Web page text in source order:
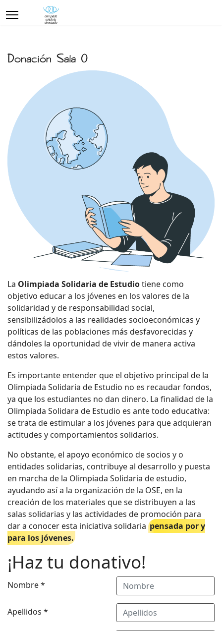
Donación Sala 0
La Olimpiada Solidaria de Estudiotiene como
objetivo educar a los jóvenes en los valores de la
solidaridad y de responsabilidad social,
sensibilizádolos a las realidades socioeconómicas y
políticas de las poblaciones más desfavorecidas y
dándoles la oportunidad de vivir de manera activa
estos valores.
Es importante entender que el objetivo principal de la
Olimpiada Solidaria de Estudio no es recaudar fondos,
ya que los estudiantes no dan dinero. La finalidad de la
Olimpiada Solidara de Estudio es ante todo educativa:
se trata de estimular a los jóvenes para que adquieran
actitudes y comportamientos solidarios.
No obstante, el apoyo económico de socios y o
entidades solidarias, contribuye al desarrollo y puesta
en marcha de la Olimpiada Solidaria de estudio,
ayudando así a la organización de la OSE, en la
creación de los materiales que se distribuyen a las
salas solidarias y las actividades de promoción para
dar a conocer esta iniciativa solidaria pensada por y
para los jóvenes.
¡Haz tu donativo!
Nombre*
Apellidos *